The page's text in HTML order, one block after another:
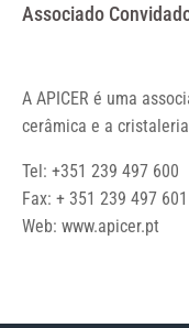
Associado
A APICER é uma
cerâmica e a
Tel: +351 239 497 600
Fax: + 351 239 497 601
Web: www.apicer.pt